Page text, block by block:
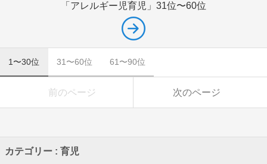
「アレルギー児育児」 31位〜60位
1〜30位 31〜60位 61〜90位
前のページ 次のページ
カテゴリー : 育児